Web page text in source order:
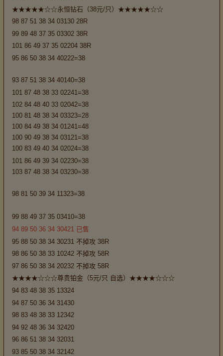
★★★★★☆☆永恒钻石（38元/只）★★★★★☆☆
98 87 51 38 34 03130 28R
99 89 48 37 35 03302 38R
101 86 49 37 35 02204 38R
95 86 50 38 34 40222=38
93 87 51 38 34 40140=38
101 87 48 38 33 02241=38
102 84 48 40 33 02042=38
100 81 48 38 34 03323=28
100 84 49 38 34 01241=48
100 90 49 38 34 03121=38
100 83 49 40 34 02024=38
101 86 49 39 34 02230=38
103 87 48 38 34 03230=38
98 81 50 39 34 11323=38
99 88 49 37 35 03410=38
94 89 50 36 34 30421 已售
95 88 50 38 34 30231 不掉攻 38R
98 86 50 38 33 10242 不掉攻 58R
97 86 50 38 34 20232 不掉攻 58R
★★★★☆☆☆尊贵铂金（5元/只 自选）★★★★☆☆☆
94 83 48 38 35 13324
94 87 50 36 34 31430
98 83 48 38 33 12342
94 92 48 36 34 32420
96 86 51 38 34 32031
93 85 50 38 34 32142